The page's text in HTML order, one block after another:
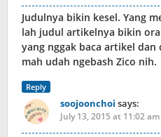
Judulnya bikin kesel. Yang
lah judul artikelnya bikin
yang nggak baca artikel dan
mah udah ngebash Zico nih.
Reply
soojoonchoi says:
July 13, 2015 at 11:02 am